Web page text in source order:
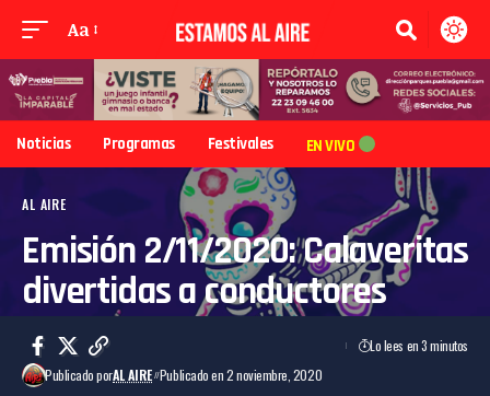
Aa
Noticias Programas Festivales EN VIVO
AL AIRE
Emisión 2/11/2020: Calaveritas
divertidas a conductores
Publicado porAL AIRE Publicado en 2 noviembre, 2020
Lo lees en 3 minutos